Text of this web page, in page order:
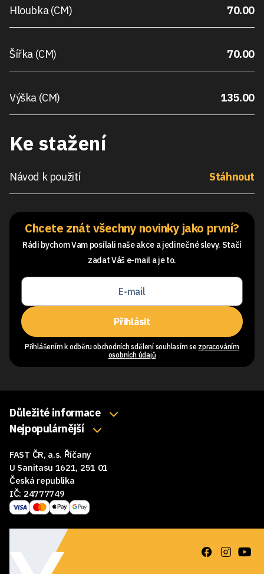
Hloubka (CM) 70.00
Šířka (CM) 70.00
Výška (CM) 135.00
Ke stažení
Návod k použití Stáhnout
Chcete znát všechny novinky jako první?
Rádi bychom Vam posílali naše akce a jedinečné slevy. Stačí
zadat Váš e-mail a je to.
Přihlásit
Přihlášením k odběru obchodních sdělení souhlasím se zpracováním
osobních údajů
Důležité informace
O nás
Obchodní podmínky
Reklamace a vrácení zboží
GDPR
Nejpopulárnější
Myši
Sluchátka
Reproduktory
Podložky pod myš
FAST ČR, a.s. Říčany
U Sanitasu 1621, 251 01
Česká republika
IČ: 24777749